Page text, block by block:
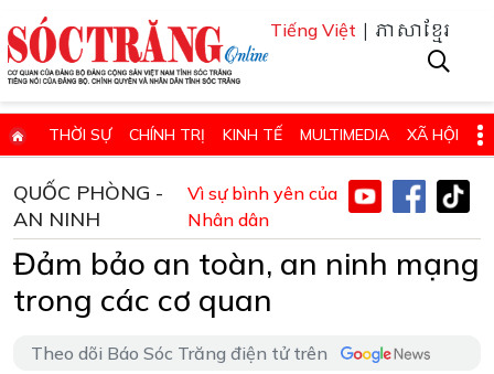
Tiếng Việt | ភាសាខ្មែរ
THỜI SỰ CHÍNH TRỊ KINH TẾ MULTIMEDIA XÃ HỘI
PHÁP LUẬT GIÁO DỤC - KHOA HỌC & CÔNG NGHỆ
QUỐC PHÒNG - AN NINH QUỐC TẾ SỨC KHỎE VÀ ĐỜI SỐNG
VĂN HÓA - THỂ THAO - DU LỊCH CHUYÊN ĐỀ
ĐIỂM BÁO - TIN VẮN ĐỊA PHƯƠNG
THÔNG BÁO - QUẢNG CÁO CHUYÊN TRANG
QUỐC PHÒNG -
AN NINH
Vì sự bình yên của
Nhân dân
Đảm bảo an toàn, an ninh mạng
trong các cơ quan
Theo dõi Báo Sóc Trăng điện tử trên